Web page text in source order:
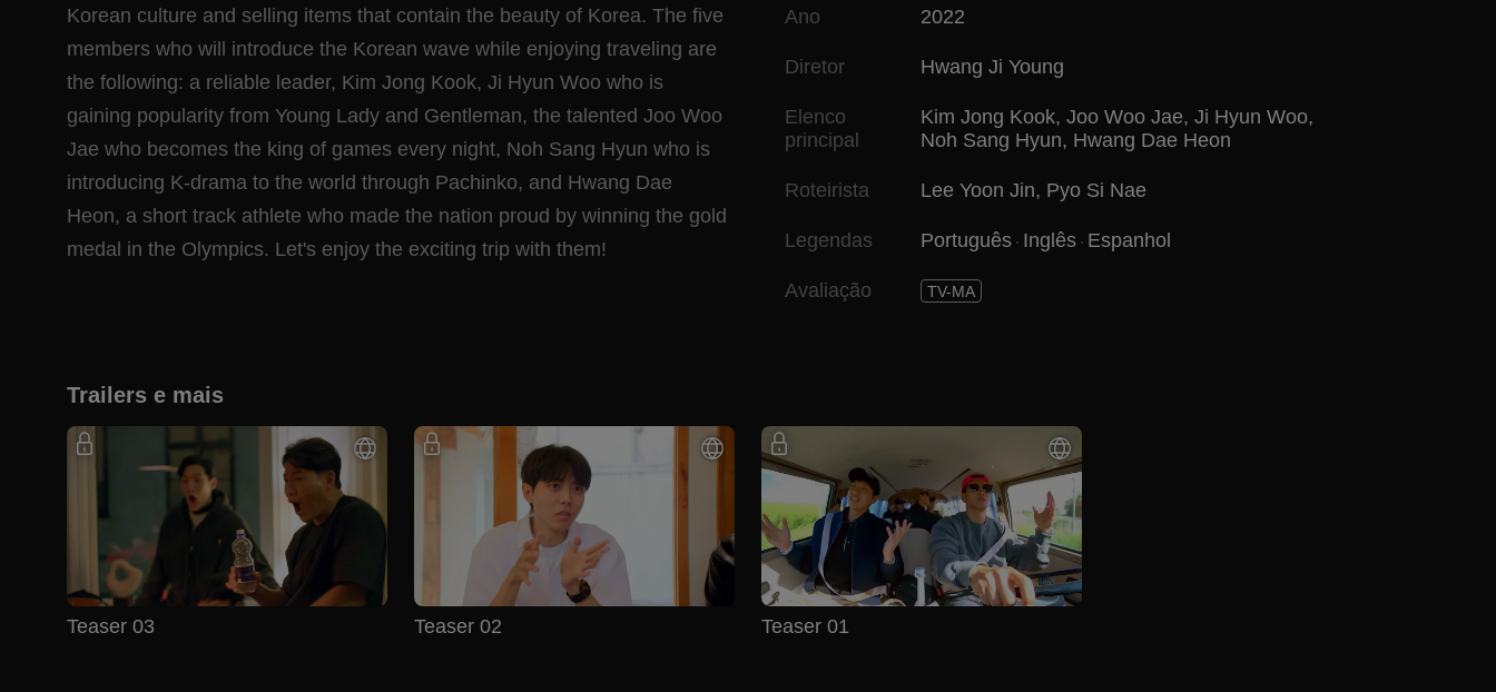
Korean culture and selling items that contain the beauty of Korea. The five
members who will introduce the Korean wave while enjoying traveling are
the following: a reliable leader, Kim Jong Kook, Ji Hyun Woo who is
gaining popularity from Young Lady and Gentleman, the talented Joo Woo
Jae who becomes the king of games every night, Noh Sang Hyun who is
introducing K-drama to the world through Pachinko, and Hwang Dae
Heon, a short track athlete who made the nation proud by winning the gold
medal in the Olympics. Let's enjoy the exciting trip with them!
Ano 2022
Diretor Hwang Ji Young
Elenco
principal
Kim Jong Kook, Joo Woo Jae, Ji Hyun Woo,
Noh Sang Hyun, Hwang Dae Heon
Roteirista Lee Yoon Jin, Pyo Si Nae
Legendas Português Inglês Espanhol
Avaliação TV-MA
Trailers e mais
Teaser 03 Teaser 02 Teaser 01